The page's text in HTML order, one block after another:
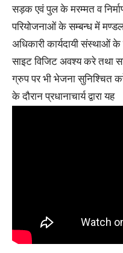
सड़क एवं पुल के मरम्मत व
परियोजनाओं के सम्बन्ध में
अधिकारी कार्यदायी संस्थाओं
साइट विजिट अवश्य करे तथा
ग्रुप पर भी भेजना सुनिश्चित
के दौरान प्रधानाचार्य द्वारा यह